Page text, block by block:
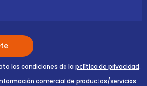
las condiciones de la política de privacidad.
comercial de productos/servicios.